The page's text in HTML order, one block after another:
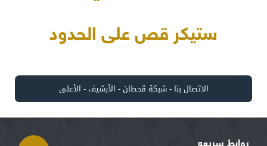
ستيكر قص على الحدود
الاتصال بنا -شبكة قحطان- الأرشيف- الأعلى